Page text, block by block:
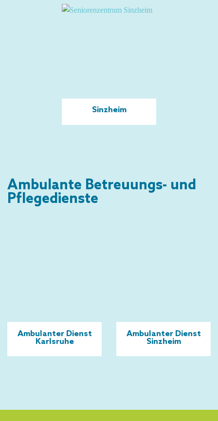
Sinzheim
Ambulante Betreuungs- und
Pflegedienste
Ambulanter Dienst
Karlsruhe
Ambulanter Dienst
Sinzheim